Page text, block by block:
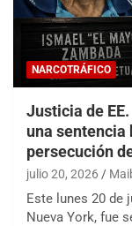
NARCOTRÁFICO
Justicia de
una
persecución
julio 20, 2026
Este lunes 20 de
Nueva York, fue